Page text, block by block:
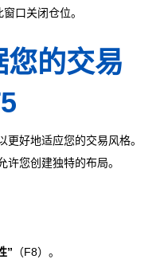
口关闭仓位。
您的交易
好地适应您的交易风格。
您创建独特的布局。
” （F8）。